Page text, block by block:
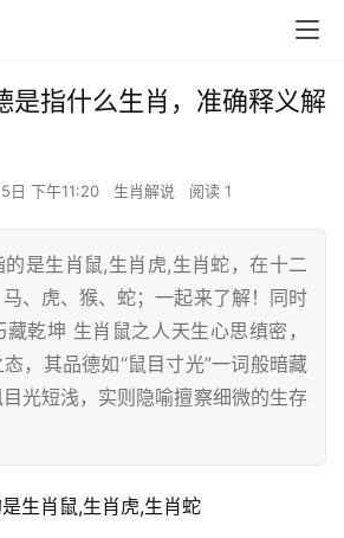
是指什么生肖，准确释义解
日 下午11:20 生肖解说 阅读 1
是生肖鼠,生肖虎,生肖蛇，在十二
、虎、猴、蛇；一起来了解！同时
乾坤 生肖鼠之人天生心思缜密，
，其品德如“鼠目寸光”一词般暗藏
光短浅，实则隐喻擅察细微的生存
生肖鼠,生肖虎,生肖蛇